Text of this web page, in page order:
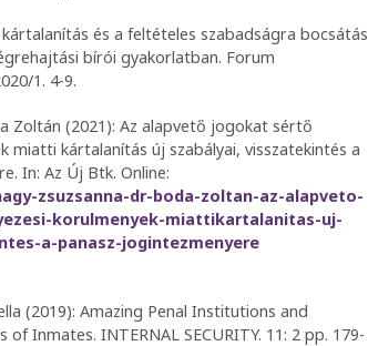
kártalanítás és a feltételes szabadságra bocsátás
bírói gyakorlatban. Forum
1. 4-9.
Zoltán (2021): Az alapvető jogokat sértő
miatti kártalanítás új szabályai, visszatekintés a
In: Az Új Btk. Online:
zsuzsanna-dr-boda-zoltan-az-alapveto-
korulmenyek-miattikartalanitas-uj-
a-panasz-jogintezmenyere
(2019): Amazing Penal Institutions and
of Inmates. INTERNAL SECURITY. 11: 2 pp. 179-